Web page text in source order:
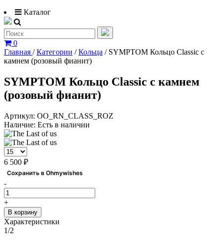
Каталог
0
Главная /Категории /Кольца / SYMPTOM Кольцо Classic с
камнем (розовый фианит)
SYMPTOM Кольцо Classic с камнем
(розовый фианит)
Артикул: OO_RN_CLASS_ROZ
Наличие: Есть в наличии
6 500 ₽
Сохранить в Ohmywishes
-
+
В корзину
Характеристики
1/2